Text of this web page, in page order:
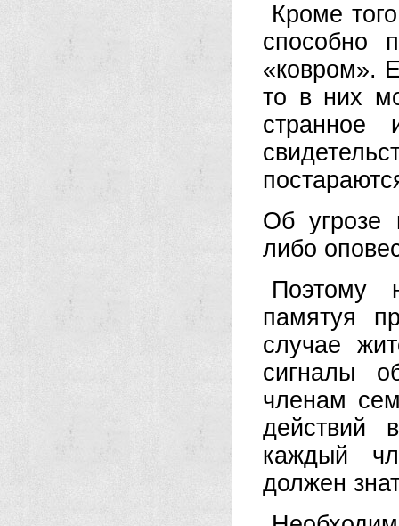
Кроме
способно
«ковром».
то в них
странное
Об угрозе
либо
Поэтому
памятуя
случае
сигналы
членам
действий
каждый
должен